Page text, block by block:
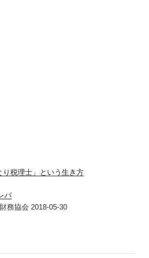
り税理士」という生き方
バ
務協会 2018-05-30